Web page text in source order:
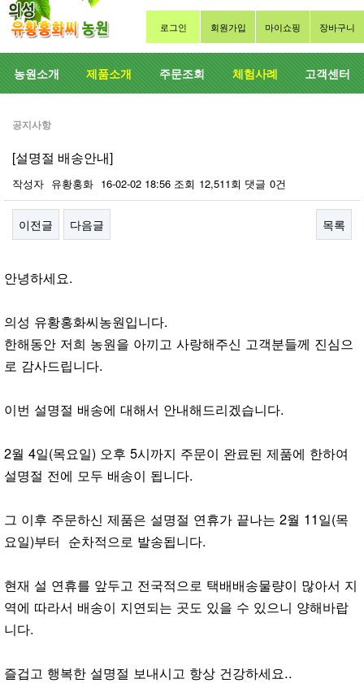
로그인 회원가입 마이쇼핑 장바구니
농원소개 제품소개 주문조회 체험사례 고객센터
공지사항
[설명절 배송안내]
작성자 유황홍화 16-02-02 18:56 조회 12,511회 댓글 0건
이전글 다음글 목록
안녕하세요.
의성 유황홍화씨농원입니다.
한해동안 저희 농원을 아끼고 사랑해주신 고객분들께 진심으
로 감사드립니다.
이번 설명절 배송에 대해서 안내해드리겠습니다.
2월 4일(목요일) 오후 5시까지 주문이 완료된 제품에 한하여
설명절 전에 모두 배송이 됩니다.
그 이후 주문하신 제품은 설명절 연휴가 끝나는 2월 11일(목
요일)부터 순차적으로 발송됩니다.
현재 설 연휴를 앞두고 전국적으로 택배배송물량이 많아서 지
역에 따라서 배송이 지연되는 곳도 있을 수 있으니 양해바랍
니다.
즐겁고 행복한 설명절 보내시고 항상 건강하세요..